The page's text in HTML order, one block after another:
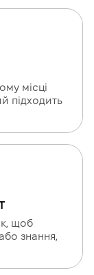
місці
підходить
щоб
знання,